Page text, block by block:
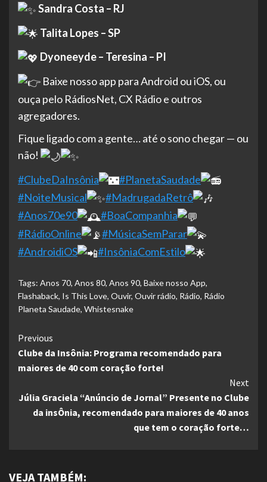
Sandra Costa – RJ
Talita Lopes – SP
Dyoneeyde – Teresina – PI
Baixe nosso app para Android ou iOS, ou
ouça pelo RádiosNet, CX Rádio e outros
agregadores.
Fique ligado com a gente… até o sono chegar — ou
não!
#ClubeDaInsônia
#PlanetaSaudade
#NoiteMusical
#MadrugadaRetrô
#Anos70e90
#BoaCompanhia
#RádioOnline
#MúsicaSemParar
#AndroidiOS
#InsôniaComEstilo
Tags: Anos 70, Anos 80, Anos 90, Baixe nosso App,
Flashaback, Is This Love, Ouvir, Ouvir rádio, Rádio, Rádio
Planeta Saudade, Whistesnake
Continue
Reading
Previous
Clube da Insônia: Programa recomendado para
maiores de 40 com coração forte!
Next
Júlia Graciela “Anúncio de Jornal” Presente no Clube
da insÔnia, recomendado para maiores de 40 anos
que tem o coração forte…
VEJA TAMBÉM: